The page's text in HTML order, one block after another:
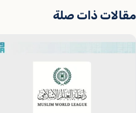
مقالات ذات صلة